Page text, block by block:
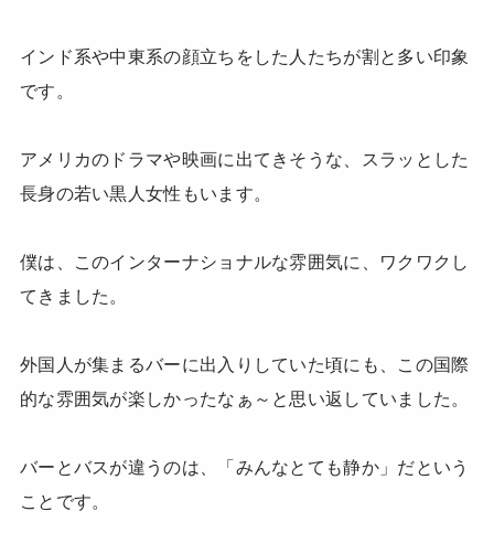
インド系や中東系の顔立ちをした人たちが割と多い印象
です。
アメリカのドラマや映画に出てきそうな、スラッとした
長身の若い黒人女性もいます。
僕は、このインターナショナルな雰囲気に、ワクワクし
てきました。
外国人が集まるバーに出入りしていた頃にも、この国際
的な雰囲気が楽しかったなぁ～と思い返していました。
バーとバスが違うのは、「みんなとても静か」だという
ことです。